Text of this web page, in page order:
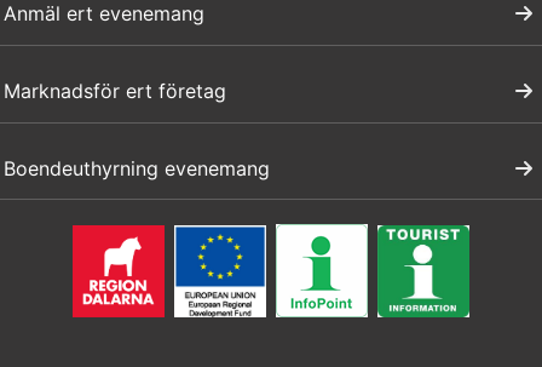
Anmäl ert evenemang
Marknadsför ert företag
Boendeuthyrning evenemang